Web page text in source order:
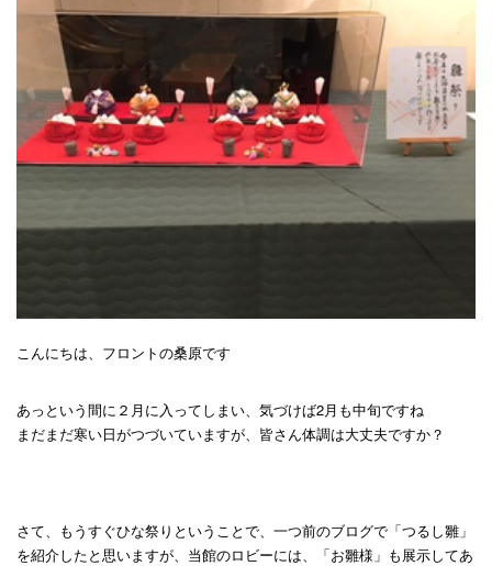
こんにちは、フロントの桑原です
あっという間に２月に入ってしまい、気づけば2月も中旬ですね
まだまだ寒い日がつづいていますが、皆さん体調は大丈夫ですか？
さて、もうすぐひな祭りということで、一つ前のブログで「つるし雛」
を紹介したと思いますが、当館のロビーには、「お雛様」も展示してあ